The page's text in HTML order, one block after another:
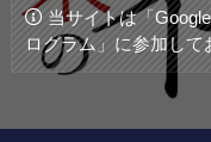
当サイトは「
ログラム」に参加し